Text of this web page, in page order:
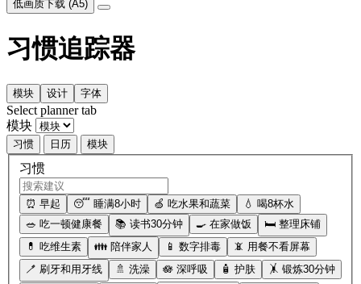
低画质下载 (A5)
习惯追踪器
模块 设计 字体
Select planner tab
模块
习惯 日历 模块
习惯
⏰ 早起 😴 睡满8小时 🍏 吃水果和蔬菜
💧 喝8杯水
🥗 吃一顿健康餐
📚 读书30分钟 🍳 在家做饭
🛏️ 整理床铺
💊 吃维生素
👪 陪伴家人 📱 数字排毒
📵 用餐不看屏幕
🪥 刷牙和用牙线
🚿 洗澡 🪷 深呼吸 🧴 护肤
🤸 锻炼30分钟